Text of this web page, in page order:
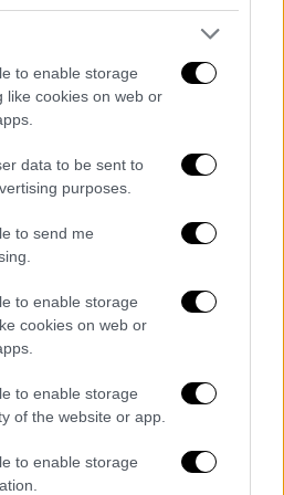
to enable storage
like cookies on web or
data to be sent to
purposes.
to send me
to enable storage
cookies on web or
to enable storage
of the website or app.
to enable storage
σειράς βρίσκει τους
Μέιμπελ (τους οποίους
Martin, Martin Short και
του
Γκλένροι (Paul Rudd)
του Χόλιγουντ, του
στο Μπρόντγουεϊ
πρόωρο θάνατo του.
Streep
αναλάβει ποτέ, ενώ ο
προσπαθεί απεγνωσμένα
παράσταση του. Η αυλαία